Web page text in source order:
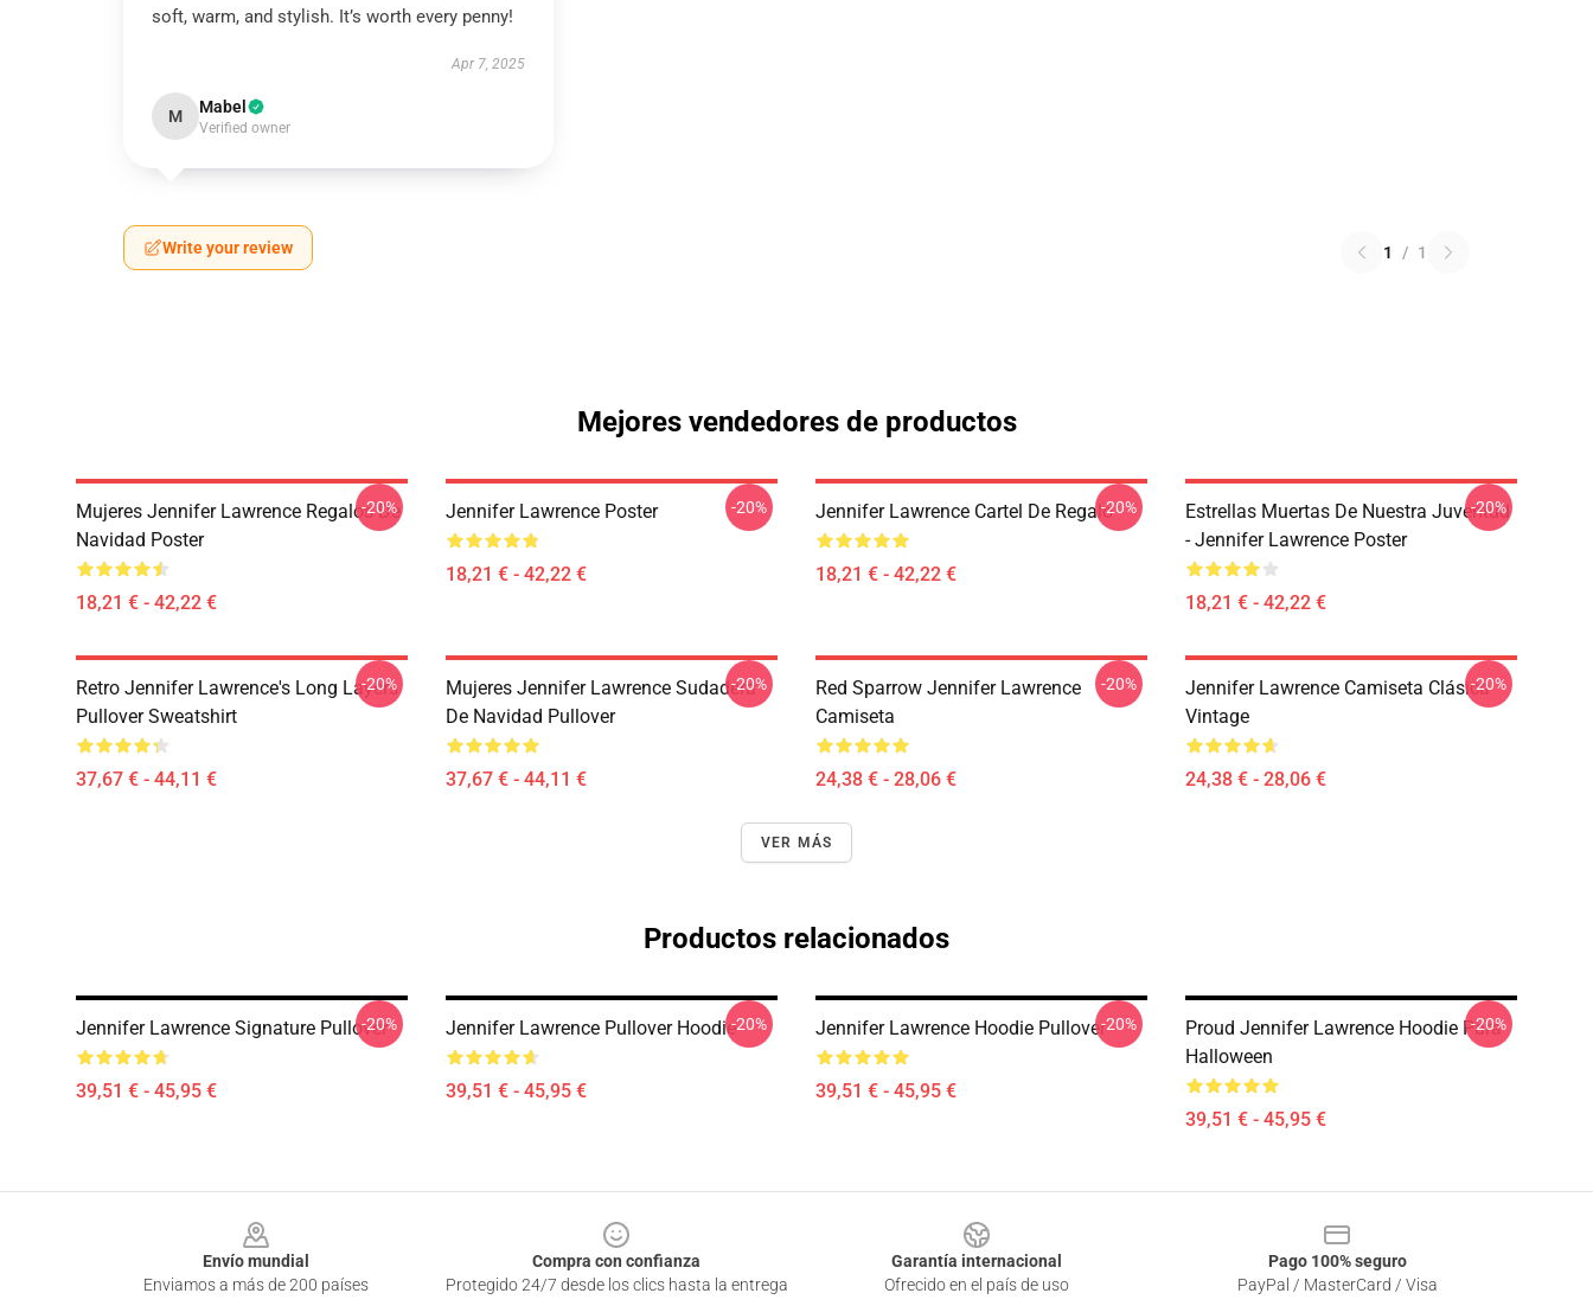
soft, warm, and stylish. It’s worth every penny!
Apr 7, 2025
M Mabel
Verified owner
Write your review 1 / 1
Mejores vendedores de productos
Mujeres Jennifer Lawrence Regalos De
Navidad Poster
18,21 € - 42,22 €
-20% Jennifer Lawrence Poster
18,21 € - 42,22 €
-20% Jennifer Lawrence Cartel De Regalo
18,21 € - 42,22 €
-20%
Estrellas Muertas De Nuestra Juventud
- Jennifer Lawrence Poster
18,21 € - 42,22 €
-20%
Retro Jennifer Lawrence's Long Layers
Pullover Sweatshirt
37,67 € - 44,11 €
-20%
Mujeres Jennifer Lawrence Sudadera
De Navidad Pullover
37,67 € - 44,11 €
-20%
Red Sparrow Jennifer Lawrence
Camiseta
24,38 € - 28,06 €
-20%
Jennifer Lawrence Camiseta Clásica
Vintage
24,38 € - 28,06 €
-20%
VER MÁS
Productos relacionados
Jennifer Lawrence Signature Pullover
39,51 € - 45,95 €
-20% Jennifer Lawrence Pullover Hoodie
39,51 € - 45,95 €
-20% Jennifer Lawrence Hoodie Pullover
39,51 € - 45,95 €
-20%
Proud Jennifer Lawrence Hoodie Para
Halloween
39,51 € - 45,95 €
-20%
Envío mundial
Enviamos a más de 200 países
Compra con confianza
Protegido 24/7 desde los clics hasta la entrega
Garantía internacional
Ofrecido en el país de uso
Pago 100% seguro
PayPal / MasterCard / Visa